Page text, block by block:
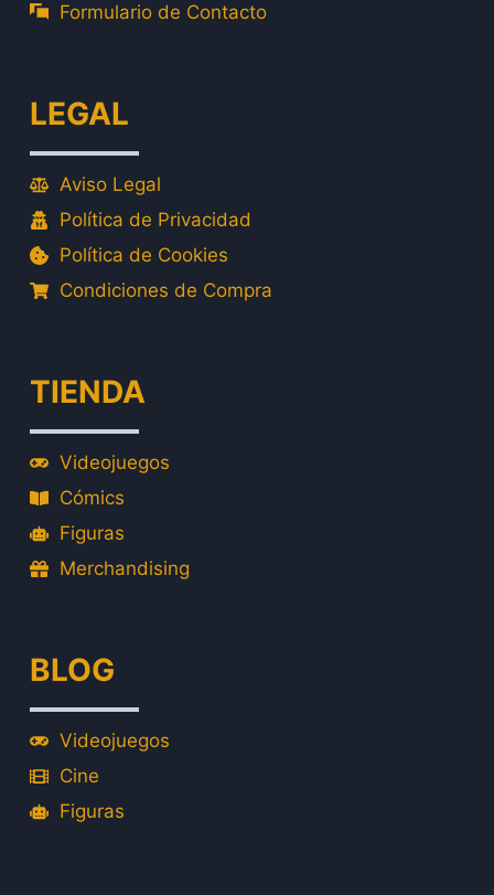
Formulario de Contacto
LEGAL
Aviso Legal
Política de Privacidad
Política de Cookies
Condiciones de Compra
TIENDA
Videojuegos
Cómics
Figuras
Merchandising
BLOG
Videojuegos
Cine
Figuras